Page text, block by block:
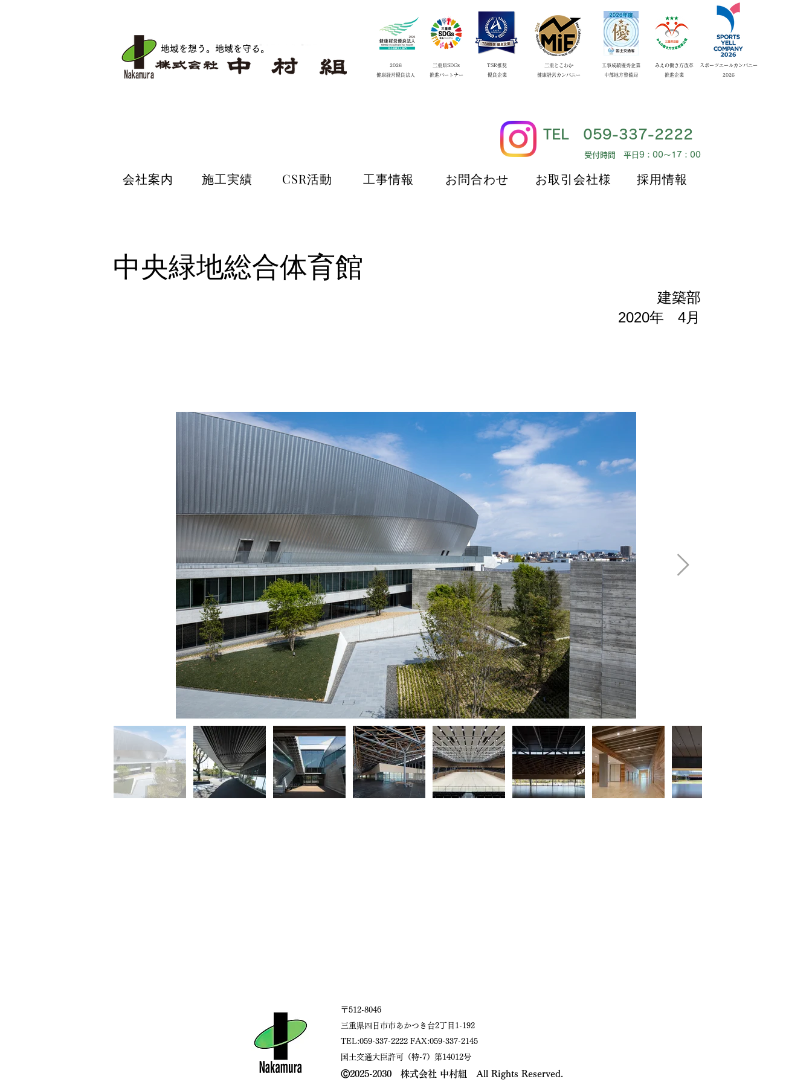
地域を想う。地域を守る 。
2026
​健康経営優良法人
三重県SDGs
​推進 パートナー
TSR推奨
​優良企業
​三重とこわか
健康経営カンパニー
みえの働き方改革
​推進企業
工事成績優秀企業
​中部地方整備局
スポーツエールカンパニー
​2026
​TEL 059-337-2222
​受付時間 平日9：00～17：00
会社案内 施工実績 CSR活動 工事情報 お問合わせ お取引会社様 採用情報
会社案内 施工実績 CSR活動 お取引会社様
工事情報 採用情報
お問合わせ
中央緑地総合体育館
建築部
2020年
4月
〒512-8046
三重県四日市市あかつき台2丁目1-192
TEL:059-337-2222 FAX:059-337-2145
国土交通大臣許可（特-7）第14012号​
​Ⓒ2025-2030 株式会社 中村組 All Rights Reserved.